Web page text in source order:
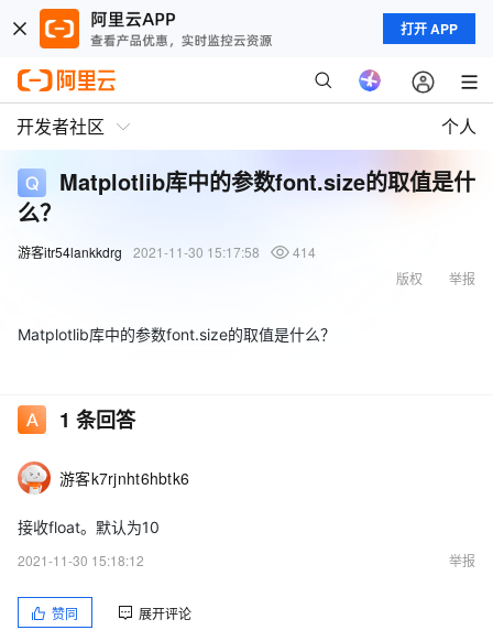
打开 APP
开发者社区 个人
Matplotlib库中的参数font.size的取值是什
么？
游客itr54lankkdrg 2021-11-30 15:17:58
414
举报
版权
Matplotlib库中的参数font.size的取值是什么？
1 条回答
游客k7rjnht6hbtk6
接收float。默认为10
2021-11-30 15:18:12
举报
赞同 展开评论